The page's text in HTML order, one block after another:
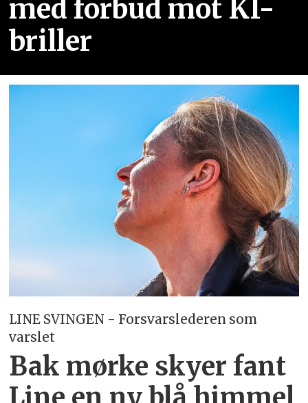
med forbud mot KI-
briller
LINE SVINGEN - Forsvarslederen som
varslet
Bak mørke skyer fant